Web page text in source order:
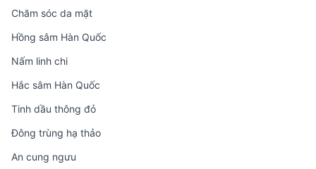
Chăm sóc da mặt
Hồng sâm Hàn Quốc
Nấm linh chi
Hắc sâm Hàn Quốc
Tinh dầu thông đỏ
Đông trùng hạ thảo
An cung ngưu